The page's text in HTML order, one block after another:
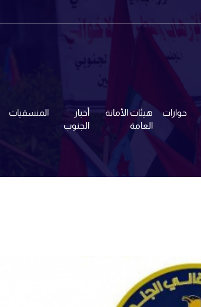
حوارات
هيئات الأمانة
العامة
أخبار
الجنوب
المنسقيات